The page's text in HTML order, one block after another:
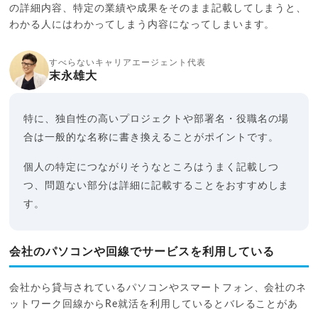
の詳細内容、特定の業績や成果をそのまま記載してしまうと、
わかる人にはわかってしまう内容になってしまいます。
すべらないキャリアエージェント代表
末永雄大
特に、独自性の高いプロジェクトや部署名・役職名の場
合は一般的な名称に書き換えることがポイントです。
個人の特定につながりそうなところはうまく記載しつ
つ、問題ない部分は詳細に記載することをおすすめしま
す。
会社のパソコンや回線でサービスを利用している
会社から貸与されているパソコンやスマートフォン、会社のネ
ットワーク回線からRe就活を利用しているとバレることがあ